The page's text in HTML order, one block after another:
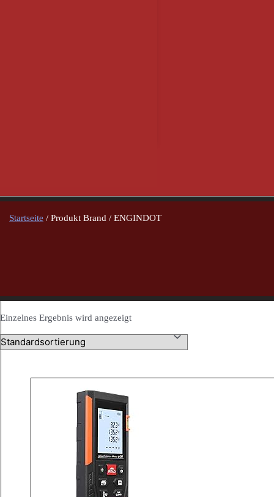
Startseite / Produkt Brand / ENGINDOT
Einzelnes Ergebnis wird angezeigt